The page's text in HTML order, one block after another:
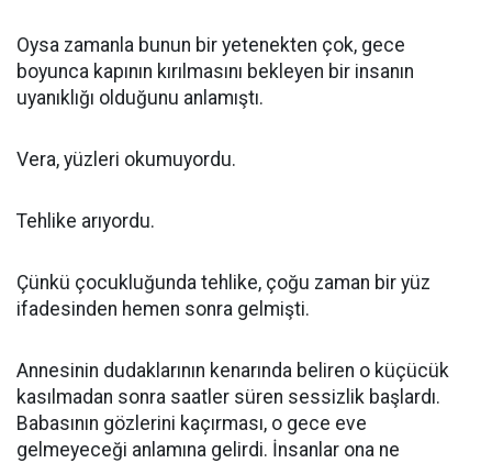
Oysa zamanla bunun bir yetenekten çok, gece
boyunca kapının kırılmasını bekleyen bir insanın
uyanıklığı olduğunu anlamıştı.
Vera, yüzleri okumuyordu.
Tehlike arıyordu.
Çünkü çocukluğunda tehlike, çoğu zaman bir yüz
ifadesinden hemen sonra gelmişti.
Annesinin dudaklarının kenarında beliren o küçücük
kasılmadan sonra saatler süren sessizlik başlardı.
Babasının gözlerini kaçırması, o gece eve
gelmeyeceği anlamına gelirdi. İnsanlar ona ne